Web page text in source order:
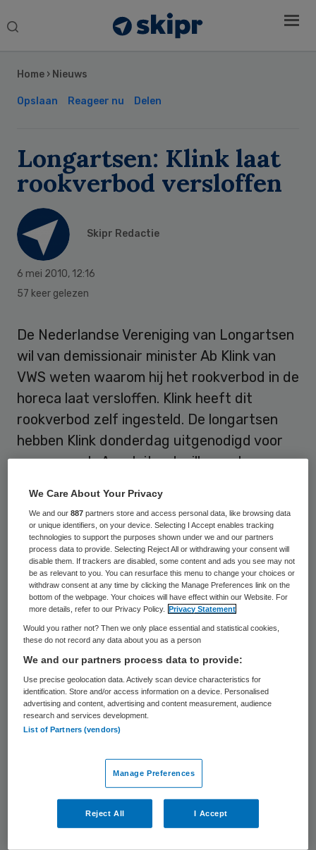
Search
Home › Nieuws
Opslaan Reageer nu Delen
Longartsen: Klink laat
rookverbod versloffen
Skipr Redactie
6 mei 2010, 12:16
57 keer gelezen
De Nederlandse Vereniging van Longartsen
wil van demissionair minister Ab Klink van
VWS weten waarom hij het rookverbod in de
horeca laat versloffen. Klink heeft dit
rookverbod zelf ingesteld. De longartsen
hebben Klink donderdag uitgenodigd voor
een gesprek. Aansluitend willen ze hem
waar hij longkankerpatiënten kan
ontmoeten.
Rechtsgang om rookverbod
Klink heeft in juli 2008 een rookverbod voor
de horeca ingevoerd. Een jaar later moest
hij, na uitspraken van twee rechters,
handhaving van het verbod in kleine cafés
zonder personeel opschorten. De asbakken
kwamen toen in veel kleine horecazaken
weer op tafel. Ook toen de Hoge Raad in
februari van dit jaar uitsprak dat de
eenmansbedrijven weer rookvrij moesten
worden, bleven ze daar gewoon staan. Veel
kroegbazen zeggen niets te merken van
Sidebar
We Care About Your Privacy
We and our887 partners store and access personal data, like browsing data
or unique identifiers, on your device. Selecting I Accept enables tracking
technologies to support the purposes shown under we and our partners
process data to provide. Selecting Reject All or withdrawing your consent will
disable them. If trackers are disabled, some content and ads you see may not
be as relevant to you. You can resurface this menu to change your choices or
withdraw consent at any time by clicking the Manage Preferences link on the
bottom of the webpage. Your choices will have effect within our Website. For
more details, refer to our Privacy Policy.
Privacy Statement
Would you rather not? Then we only place essential and statistical cookies,
these do not record any data about you as a person
We and our partners process data to provide:
Use precise geolocation data. Actively scan device characteristics for
identification. Store and/or access information on a device. Personalised
advertising and content, advertising and content measurement, audience
research and services development.
List of Partners (vendors)
Manage Preferences
Reject All I Accept